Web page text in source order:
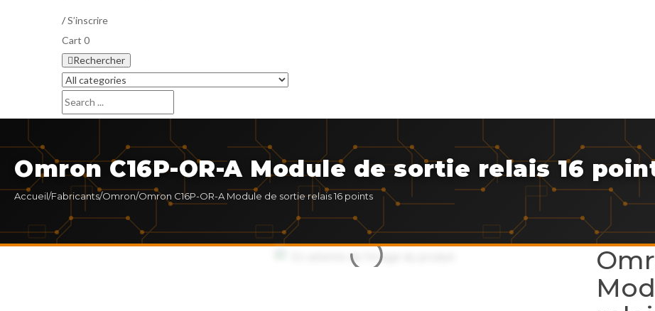
/S’inscrire
Cart 0
Rechercher
Omron C16P-OR-A Module de sortie relais 16
Accueil/Fabricants/Omron/Omron C16P-OR-A Module de sortie relais 16 points